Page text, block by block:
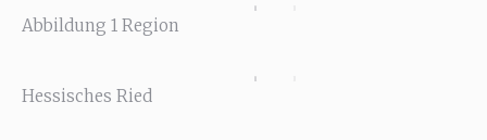
Abbildung 1 Region
Hessisches Ried